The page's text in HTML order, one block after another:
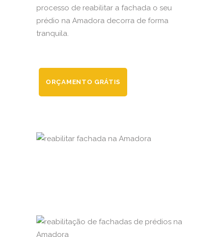
processo de reabilitar a fachada o seu
prédio na Amadora decorra de forma
tranquila.
ORÇAMENTO GRÁTIS